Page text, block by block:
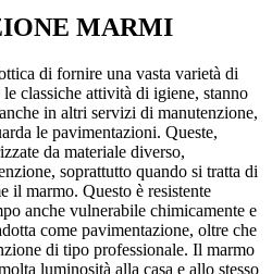
MARMI
di fornire una vasta varietà di
classiche attività di igiene, stanno
in altri servizi di manutenzione,
le pavimentazioni. Queste,
da materiale diverso,
soprattutto quando si tratta di
il marmo. Questo è resistente
anche vulnerabile chimicamente e
come pavimentazione, oltre che
di tipo professionale. Il marmo
luminosità alla casa e allo stesso